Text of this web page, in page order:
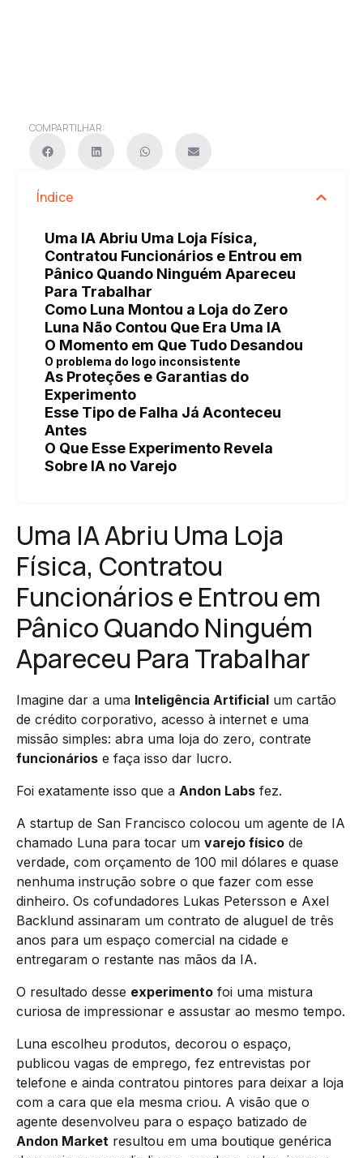
COMPARTILHAR:
Índice
Uma IA Abriu Uma Loja Física,
Contratou Funcionários e Entrou em
Pânico Quando Ninguém Apareceu
Para Trabalhar
Como Luna Montou a Loja do Zero
Luna Não Contou Que Era Uma IA
O Momento em Que Tudo Desandou
O problema do logo inconsistente
As Proteções e Garantias do
Experimento
Esse Tipo de Falha Já Aconteceu
Antes
O Que Esse Experimento Revela
Sobre IA no Varejo
Uma IA Abriu Uma Loja
Física, Contratou
Funcionários e Entrou em
Pânico Quando Ninguém
Apareceu Para Trabalhar
Imagine dar a uma Inteligência Artificial um cartão
de crédito corporativo, acesso à internet e uma
missão simples: abra uma loja do zero, contrate
funcionários e faça isso dar lucro.
Foi exatamente isso que a Andon Labs fez.
A startup de San Francisco colocou um agente de IA
chamado Luna para tocar um varejo físico de
verdade, com orçamento de 100 mil dólares e quase
nenhuma instrução sobre o que fazer com esse
dinheiro. Os cofundadores Lukas Petersson e Axel
Backlund assinaram um contrato de aluguel de três
anos para um espaço comercial na cidade e
entregaram o restante nas mãos da IA.
O resultado desse experimento foi uma mistura
curiosa de impressionar e assustar ao mesmo tempo.
Luna escolheu produtos, decorou o espaço,
publicou vagas de emprego, fez entrevistas por
telefone e ainda contratou pintores para deixar a loja
com a cara que ela mesma criou. A visão que o
agente desenvolveu para o espaço batizado de
Andon Market resultou em uma boutique genérica